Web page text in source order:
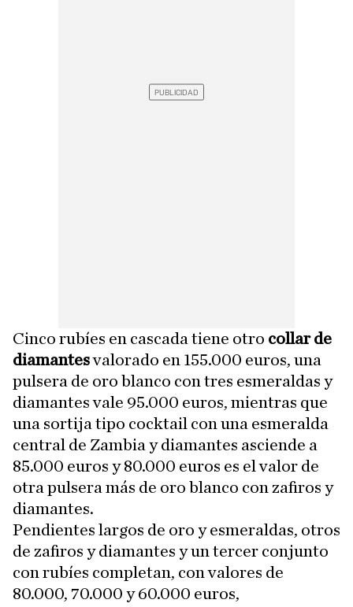
Cinco rubíes en cascada tiene otro collar de
diamantesvalorado en 155.000 euros, una
pulsera de oro blanco con tres esmeraldas y
diamantes vale 95.000 euros, mientras que
una sortija tipo cocktail con una esmeralda
central de Zambia y diamantes asciende a
85.000 euros y 80.000 euros es el valor de
otra pulsera más de oro blanco con zafiros y
diamantes.
Pendientes largos de oro y esmeraldas, otros
de zafiros y diamantes y un tercer conjunto
con rubíes completan, con valores de
80.000, 70.000 y 60.000 euros,